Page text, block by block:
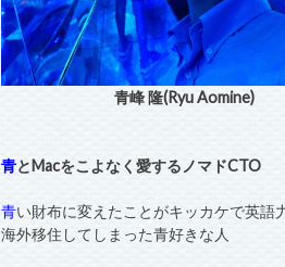
青峰 隆(Ryu Aomine)
青とMacをこよなく愛するノマドCTO
青い財布に変えたことがキッカケで英語
海外移住してしまった青好きな人